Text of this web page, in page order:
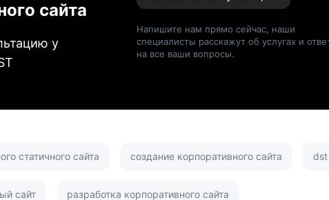
сайта
у
Напишите нам прямо сейчас, наши
специалисты расскажут об услугах и
на все ваши вопросы.
статичного сайта создание корпоративного сайта
сайт разработка корпоративного сайта